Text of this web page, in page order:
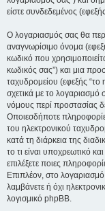
είστε συνδεδεμένος
Ο λογαριασμός σας θα
αναγνωρίσιμο όνομα
κωδικό που
κωδικός σας”) και μια
ταχυδρομείου (εφεξής “το
σχετικά με το
νόμους περί προστασίας
Οποιεσδήποτε
του ηλεκτρονικού
κατά τη διάρκεια της
το τι είναι υποχρεωτικό
επιλέξετε ποιες
Επιπλέον, στο λογαριασμό
λαμβάνετε ή όχι
λογισμικό phpBB.